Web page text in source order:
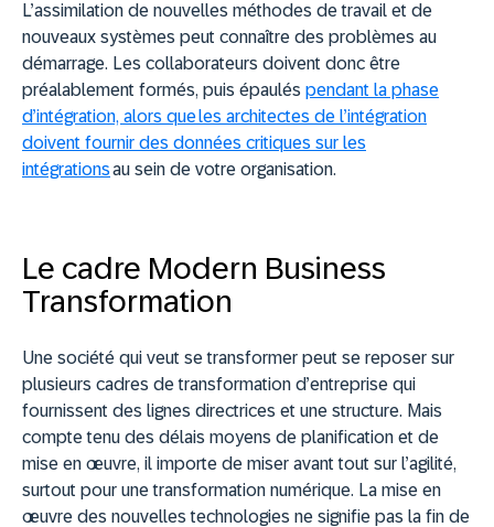
L’assimilation de nouvelles méthodes de travail et de
nouveaux systèmes peut connaître des problèmes au
démarrage. Les collaborateurs doivent donc être
préalablement formés, puis épaulés pendant la phase
d’intégration, alors que les architectes de l’intégration
doivent fournir des données critiques sur les
intégrationsau sein de votre organisation.
Le cadre Modern Business
Transformation
Une société qui veut se transformer peut se reposer sur
plusieurs cadres de transformation d’entreprise qui
fournissent des lignes directrices et une structure. Mais
compte tenu des délais moyens de planification et de
mise en œuvre, il importe de miser avant tout sur l’agilité,
surtout pour une transformation numérique. La mise en
œuvre des nouvelles technologies ne signifie pas la fin de